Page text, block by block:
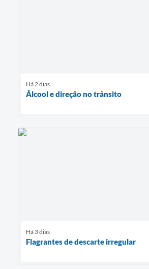
Há 2 dias
Álcool e direção no trânsito
Há 3 dias
Flagrantes de descarte irregular